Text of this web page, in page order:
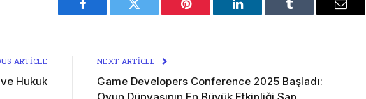
Facebook Twitter Pinterest LinkedIn Tumblr Email
ARTICLE
Hukuk
NEXT ARTICLE
Game Developers Conference 2025 Başladı: